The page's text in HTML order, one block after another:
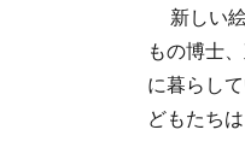
新しい
もの博士
に暮らし
どもたち